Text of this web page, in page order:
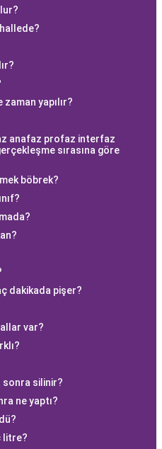
zaman yapılır?
anafaz profaz interfaz
sırasına göre
böbrek?
dakikada pişer?
var?
sonra silinir?
ne yaptı?
litre?